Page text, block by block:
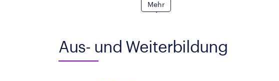
Mehr
Aus- und Weiterbildung